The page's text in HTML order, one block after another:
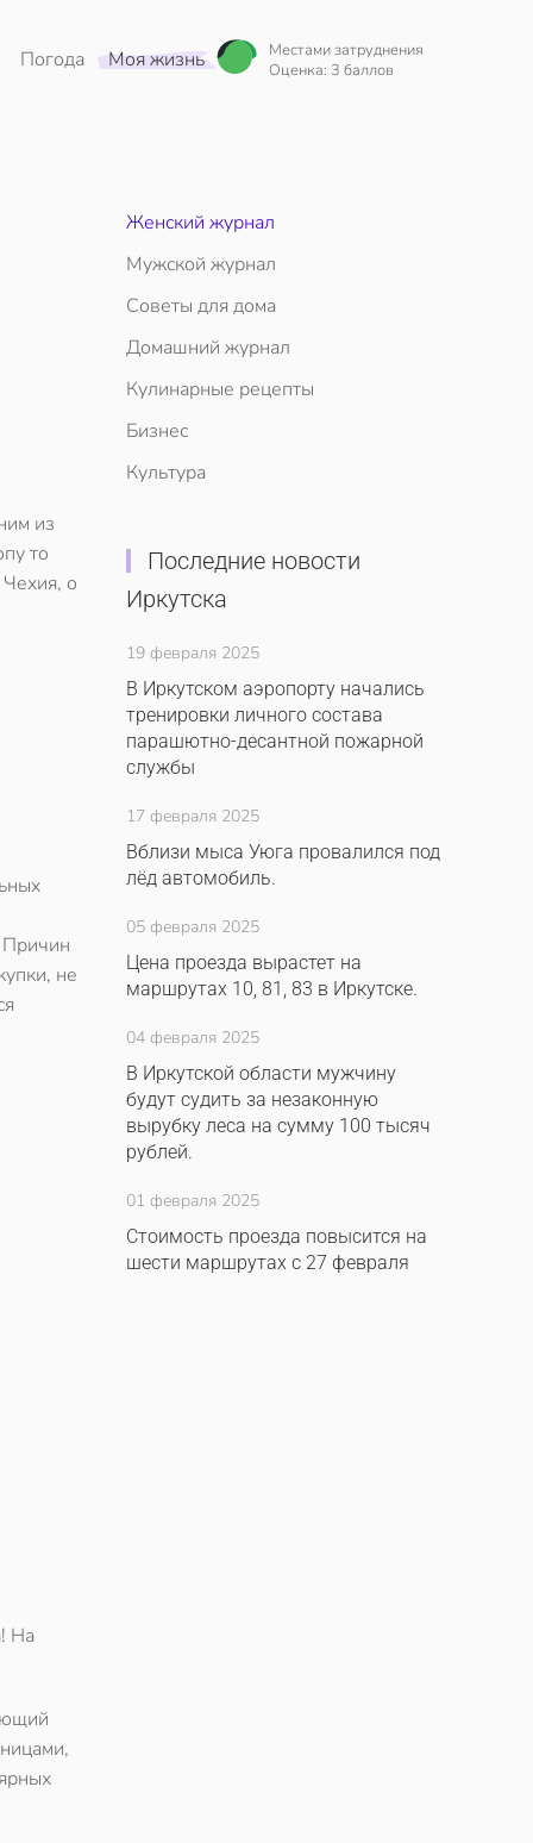
Погода Моя жизнь
Местами затруднения
Оценка: 3 баллов
из
то
о
не
На
Женский журнал
Мужской журнал
Советы для дома
Домашний журнал
Кулинарные рецепты
Бизнес
Культура
Последние новости
Иркутска
19 февраля 2025
В Иркутском аэропорту начались
тренировки личного состава
парашютно-десантной пожарной
службы
17 февраля 2025
Вблизи мыса Уюга провалился под
лёд автомобиль.
05 февраля 2025
Цена проезда вырастет на
маршрутах 10, 81, 83 в Иркутске.
04 февраля 2025
В Иркутской области мужчину
будут судить за незаконную
вырубку леса на сумму 100 тысяч
рублей.
01 февраля 2025
Стоимость проезда повысится на
шести маршрутах с 27 февраля